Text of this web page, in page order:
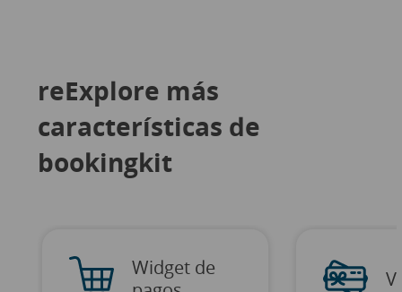
reExplore más
características de
bookingkit
Widget de